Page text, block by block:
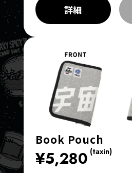
詳細
Book Pouch
¥5,280 (taxin)